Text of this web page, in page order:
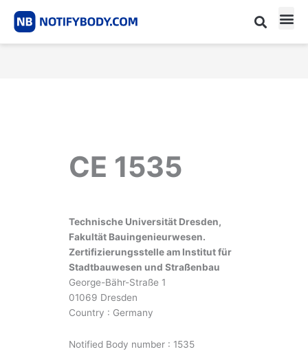
CE 1535
Technische Universität Dresden,
Fakultät Bauingenieurwesen.
Zertifizierungsstelle am Institut für
Stadtbauwesen und Straßenbau
George-Bähr-Straße 1
01069 Dresden
Country : Germany
Notified Body number : 1535